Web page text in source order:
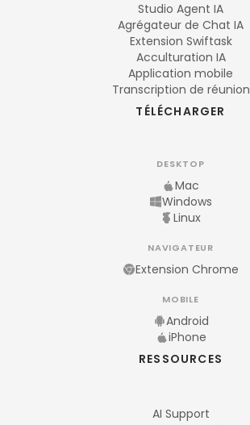
Studio Agent IA
Agrégateur de Chat IA
Extension Swiftask
Acculturation IA
Application mobile
Transcription de réunion
TÉLÉCHARGER
DESKTOP
Mac
Windows
Linux
NAVIGATEUR
Extension Chrome
MOBILE
Android
iPhone
RESSOURCES
AI Support